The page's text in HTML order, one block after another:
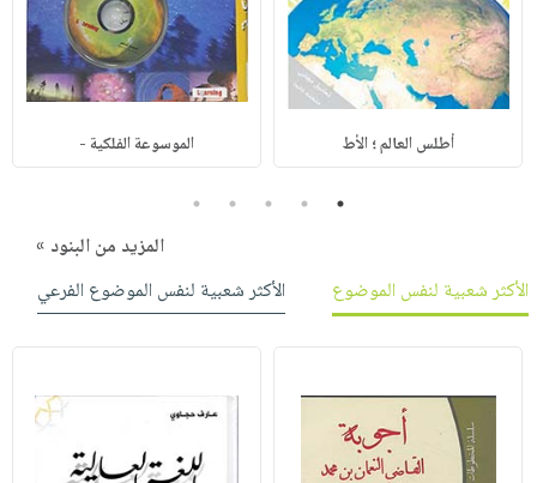
أطلس العالم ؛ الأط الموسوعة الفلكية -
1
2
3
4
5
المزيد من البنود »
الأكثر شعبية لنفس الموضوع
الأكثر شعبية لنفس الموضوع الفرعي